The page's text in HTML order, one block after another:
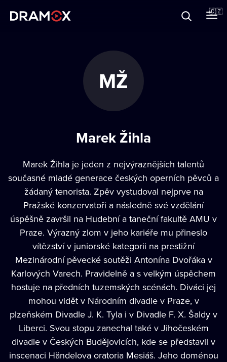
🇨🇿
MŽ
Marek Žihla
Marek Žihla je jeden z nejvýraznějších talentů
současné mladé generace českých operních pěvců a
žádaný tenorista. Zpěv vystudoval nejprve na
Pražské konzervatoři a následně své vzdělání
úspěšně završil na Hudební a taneční fakultě AMU v
Praze. Výrazný zlom v jeho kariéře mu přineslo
vítězství v juniorské kategorii na prestižní
Mezinárodní pěvecké soutěži Antonína Dvořáka v
Karlových Varech. Pravidelně a s velkým úspěchem
hostuje na předních tuzemských scénách. Diváci jej
mohou vidět v Národním divadle v Praze, v
plzeňském Divadle J. K. Tyla i v Divadle F. X. Šaldy v
Liberci. Svou stopu zanechal také v Jihočeském
divadle v Českých Budějovicích, kde se představil v
inscenaci Händelova oratoria Mesiáš. Jeho doménou